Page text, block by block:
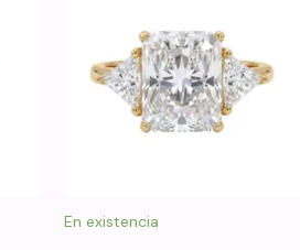
En existencia